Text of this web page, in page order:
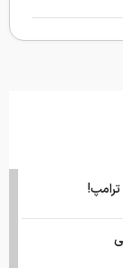
ترامپ!